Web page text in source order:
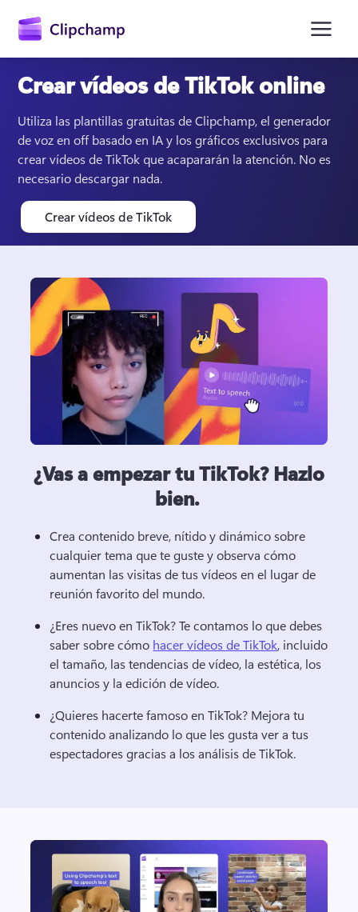
principal
Iniciar sesión
Probar gratis
Crear vídeos de TikTok online
Utiliza las plantillas gratuitas de Clipchamp, el generador
de voz en off basado en IA y los gráficos exclusivos para
crear vídeos de TikTok que acapararán la atención. No es
necesario descargar nada.
Crear vídeos de TikTok
¿Vas a empezar tu TikTok? Hazlo
bien.
Crea contenido breve, nítido y dinámico sobre
cualquier tema que te guste y observa cómo
aumentan las visitas de tus vídeos en el lugar de
reunión favorito del mundo.
¿Eres nuevo en TikTok? Te contamos lo que debes
saber sobre cómo hacer vídeos de TikTok, incluido
el tamaño, las tendencias de vídeo, la estética, los
anuncios y la edición de vídeo.
¿Quieres hacerte famoso en TikTok? Mejora tu
contenido analizando lo que les gusta ver a tus
espectadores gracias a los análisis de TikTok.